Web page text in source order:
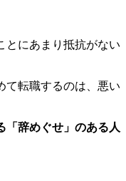
とにあまり抵抗がない
て転職するのは、悪い
「辞めぐせ」のある人